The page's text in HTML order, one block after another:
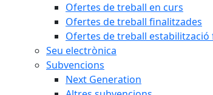
Ofertes de treball en curs
Ofertes de treball finalitzades
Ofertes de treball estabilització
Seu electrònica
Subvencions
Next Generation